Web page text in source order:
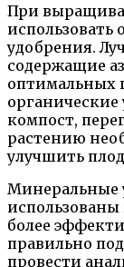
При
удобрения.
содержащие
оптимальных
компост,
растению
улучшить
Минеральные
использованы
более
правильно
провести